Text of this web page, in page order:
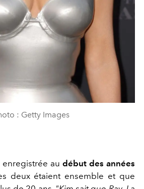
: Getty Images
enregistrée au début des années
deux étaient ensemble et que